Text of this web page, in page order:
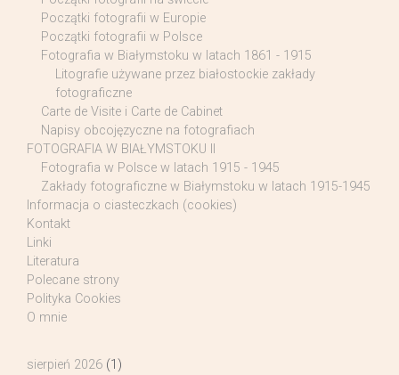
Początki fotografii w Europie
Początki fotografii w Polsce
Fotografia w Białymstoku w latach 1861 - 1915
Litografie używane przez białostockie zakłady
fotograficzne
Carte de Visite i Carte de Cabinet
Napisy obcojęzyczne na fotografiach
FOTOGRAFIA W BIAŁYMSTOKU II
Fotografia w Polsce w latach 1915 - 1945
Zakłady fotograficzne w Białymstoku w latach 1915-1945
Informacja o ciasteczkach (cookies)
Kontakt
Linki
Literatura
Polecane strony
Polityka Cookies
O mnie
sierpień 2026 (1)